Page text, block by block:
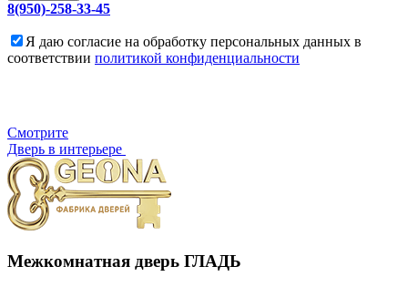
8(950)-258-33-45
Я даю согласие на обработку персональных данных в
соответствии политикой конфиденциальности
Cмотрите
Дверь в интерьере
Межкомнатная дверь ГЛАДЬ